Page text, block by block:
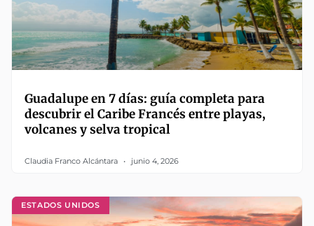
Guadalupe en 7 días: guía completa para
descubrir el Caribe Francés entre playas,
volcanes y selva tropical
Claudia Franco Alcántara junio 4, 2026
ESTADOS UNIDOS